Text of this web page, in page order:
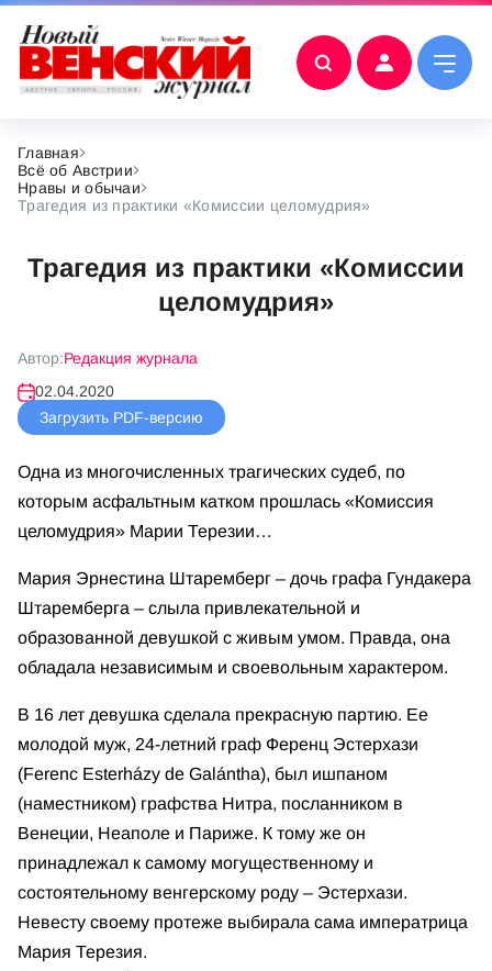
Главная
Всё об Австрии
Нравы и обычаи
Трагедия из практики «Комиссии целомудрия»
Трагедия из практики «Комиссии
целомудрия»
Автор:Редакция журнала
02.04.2020
Загрузить PDF-версию
Одна из многочисленных трагических судеб, по
которым асфальтным катком прошлась «Комиссия
целомудрия» Марии Терезии…
Мария Эрнестина Штаремберг – дочь графа Гундакера
Штаремберга – слыла привлекательной и
образованной девушкой с живым умом. Правда, она
обладала независимым и своевольным характером.
В 16 лет девушка сделала прекрасную партию. Ее
молодой муж, 24-летний граф Ференц Эстерхази
(Ferenc Esterházy de Galántha), был ишпаном
(наместником) графства Нитра, посланником в
Венеции, Неаполе и Париже. К тому же он
принадлежал к самому могущественному и
состоятельному венгерскому роду – Эстерхази.
Невесту своему протеже выбирала сама императрица
Мария Терезия.